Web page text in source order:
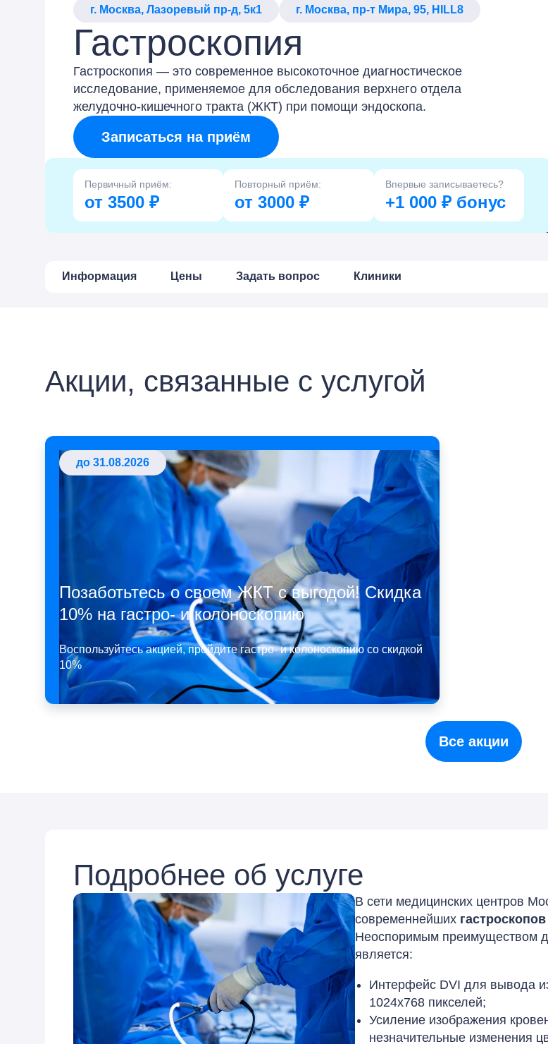
г. Москва, Лазоревый пр-д, 5к1 г. Москва, пр-т Мира, 95, HILL8
Гастроскопия
Гастроскопия — это современное высокоточное диагностическое
исследование, применяемое для обследования верхнего отдела
желудочно-кишечного тракта (ЖКТ) при помощи эндоскопа.
Записаться на приём
Первичный приём:
от 3500 ₽
Повторный приём:
от 3000 ₽
Впервые записываетесь?
+1 000 ₽ бонус
Информация Цены Задать вопрос Клиники
Акции, связанные с услугой
до 31.08.2026
Позаботьтесь о своем ЖКТ с выгодой! Скидка
10% на гастро- и колоноскопию
Воспользуйтесь акцией, пройдите гастро- и колоноскопию со скидкой
10%
Все акции
Подробнее об услуге
В сети медицинских центров
современнейших
Неоспоримым преимуществом
является:
Интерфейс DVI для вывода
1024х768 пикселей;
Усиление изображения
незначительные изменения